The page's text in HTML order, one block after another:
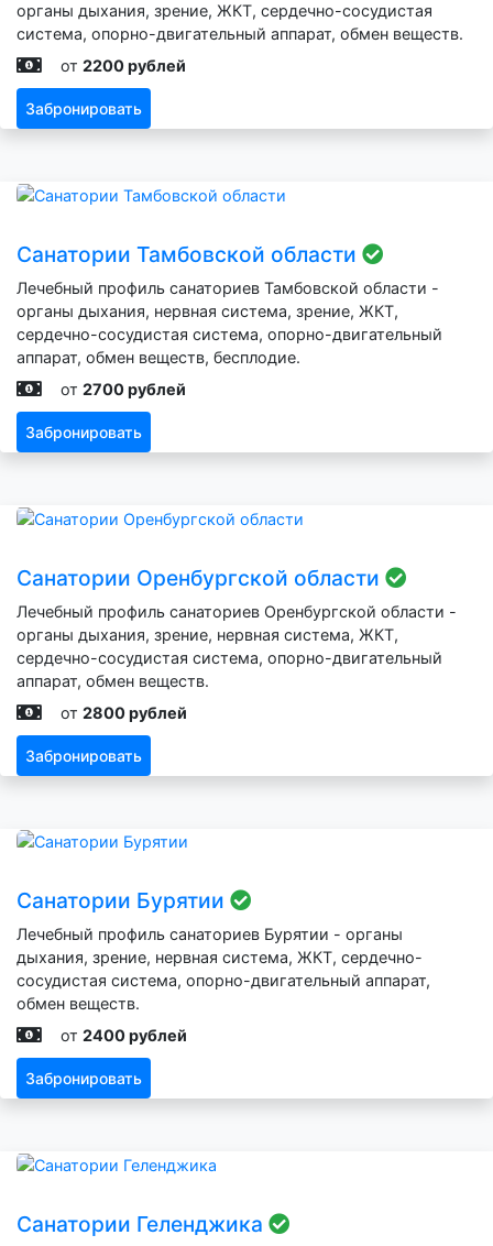
органы дыхания, зрение, ЖКТ, сердечно-сосудистая
система, опорно-двигательный аппарат, обмен веществ.
от 2200 рублей
Забронировать
Санатории Тамбовской области
Лечебный профиль санаториев Тамбовской области -
органы дыхания, нервная система, зрение, ЖКТ,
сердечно-сосудистая система, опорно-двигательный
аппарат, обмен веществ, бесплодие.
от 2700 рублей
Забронировать
Санатории Оренбургской области
Лечебный профиль санаториев Оренбургской области -
органы дыхания, зрение, нервная система, ЖКТ,
сердечно-сосудистая система, опорно-двигательный
аппарат, обмен веществ.
от 2800 рублей
Забронировать
Санатории Бурятии
Лечебный профиль санаториев Бурятии - органы
дыхания, зрение, нервная система, ЖКТ, сердечно-
сосудистая система, опорно-двигательный аппарат,
обмен веществ.
от 2400 рублей
Забронировать
Санатории Геленджика